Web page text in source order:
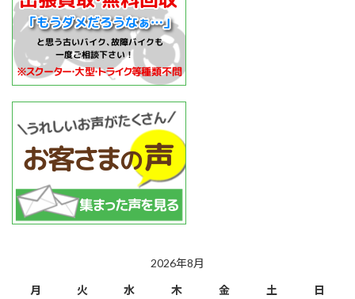
2026年8月
月
火 水 木 金 土
日